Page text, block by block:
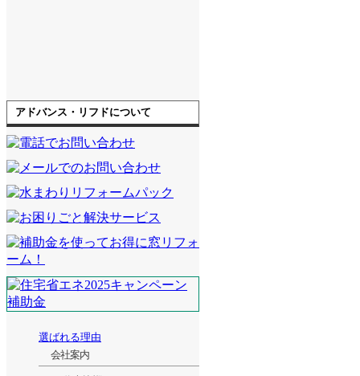
アドバンス・リフドについて
選ばれる理由
会社案内